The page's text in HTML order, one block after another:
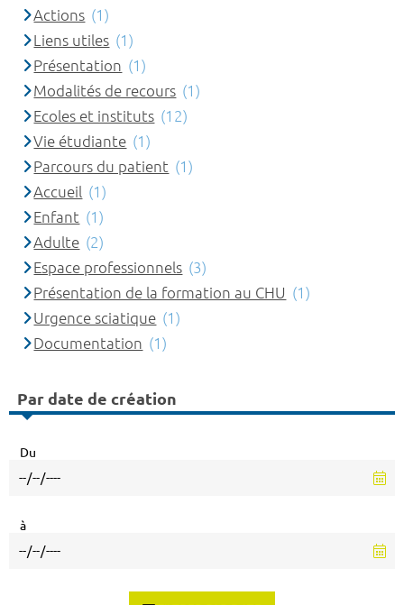
Actions (1)
Liens utiles (1)
Présentation (1)
Modalités de recours (1)
Ecoles et instituts (12)
Vie étudiante (1)
Parcours du patient (1)
Accueil (1)
Enfant (1)
Adulte (2)
Espace professionnels (3)
Présentation de la formation au CHU (1)
Urgence sciatique (1)
Documentation (1)
Par date de création
Du
à